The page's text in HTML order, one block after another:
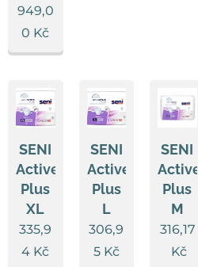
949,0
0 Kč
SENI
Active
Plus
XL
335,9
4 Kč
SENI
Active
Plus
L
306,9
5Kč
SENI
Active
Plus
M
316,17
Kč